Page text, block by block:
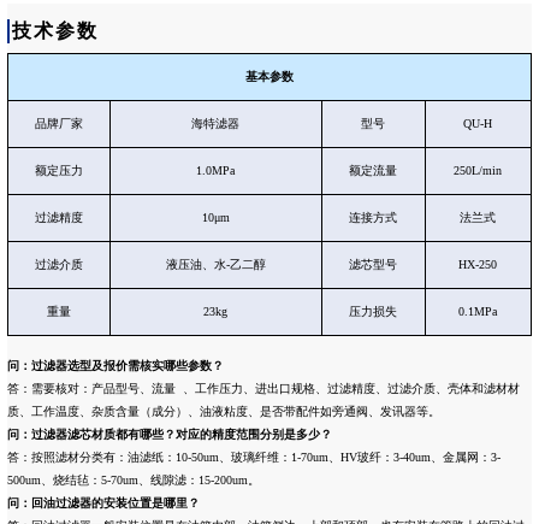
技术参数
基本参数
品牌厂家 海特滤器 型号 QU-H
额定压力 1.0MPa 额定流量 250L/min
过滤精度 10μm 连接方式 法兰式
过滤介质 液压油、水-乙二醇 滤芯型号 HX-250
重量 23kg 压力损失 0.1MPa
问：过滤器选型及报价需核实哪些参数？
答：需要核对：产品型号、流量 、工作压力、进出口规格、过滤精度、过滤介质、壳体和滤材材
质、工作温度、杂质含量（成分）、油液粘度、是否带配件如旁通阀、发讯器等。
问： 过滤器滤芯材质都有哪些？对应的精度范围分别是多少？
答：按照滤材分类有：油滤纸：10-50um、玻璃纤维：1-70um、HV玻纤：3-40um、金属网：3-
500um、烧结毡：5-70um、线隙滤：15-200um。
问： 回油过滤器的安装位置是哪里？